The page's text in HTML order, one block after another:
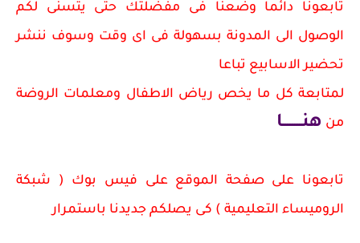
تابعونا دائما وضعنا فى مفضلتك حتى يتسنى لكم
الوصول الى المدونة بسهولة فى اى وقت وسوف ننشر
تحضير الاسابيع تباعا
لمتابعة كل ما يخص رياض الاطفال ومعلمات الروضة
من هنــــــــا
تابعونا على صفحة الموقع على فيس بوك ( شبكة
الروميساء التعليمية ) كى يصلكم جديدنا باستمرار